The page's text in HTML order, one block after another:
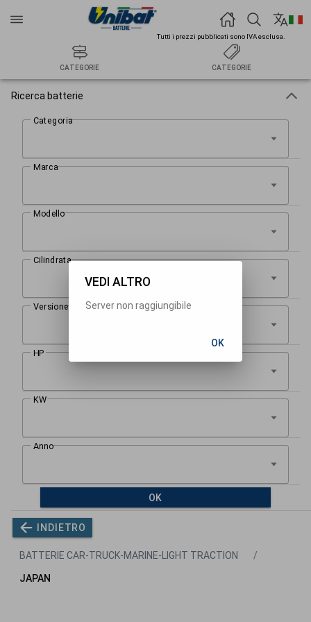
Tutti i prezzi pubblicati sono IVA esclusa.
CATEGORIE CATEGORIE
Ricerca batterie
OK
INDIETRO
BATTERIE CAR-TRUCK-MARINE-LIGHT TRACTION
JAPAN
VEDI ALTRO
Server non raggiungibile
OK